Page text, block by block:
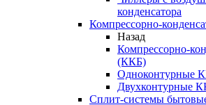
конденсатора
Компрессорно-
Назад
Компрессорно-
(ККБ)
Одноконтурные
Двухконтурные
Сплит-системы